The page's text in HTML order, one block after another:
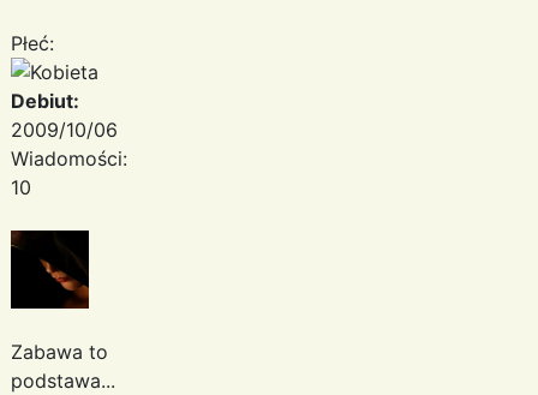
Płeć:
Debiut:
2009/10/06
Wiadomości:
10
Zabawa to
podstawa...